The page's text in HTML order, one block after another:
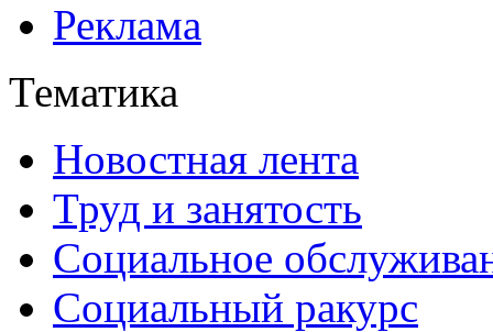
Реклама
Тематика
Новостная лента
Труд и занятость
Социальное
Социальный ракурс